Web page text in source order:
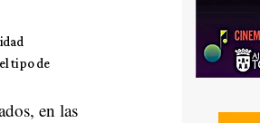
tipo de
en las